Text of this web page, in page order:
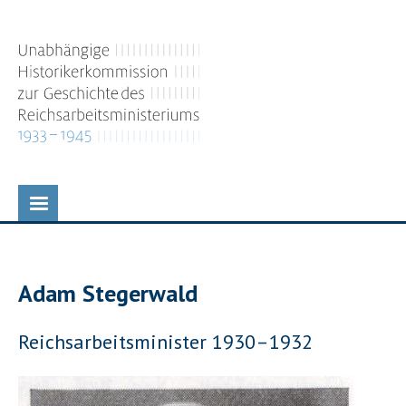
Direkt
zum
Inhalt
Adam Stegerwald
P
s
Reichsarbeitsminister 1930–1932